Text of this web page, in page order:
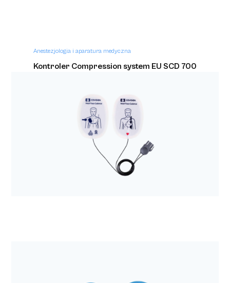
Anestezjologia i aparatura medyczna
Kontroler Compression system EU SCD 700